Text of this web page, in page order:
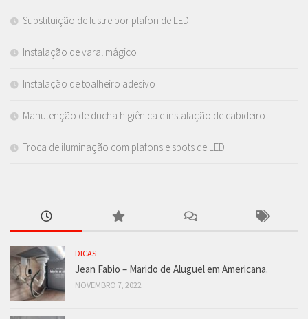
Substituição de lustre por plafon de LED
Instalação de varal mágico
Instalação de toalheiro adesivo
Manutenção de ducha higiênica e instalação de cabideiro
Troca de iluminação com plafons e spots de LED
DICAS
Jean Fabio – Marido de Aluguel em Americana.
NOVEMBRO 7, 2022